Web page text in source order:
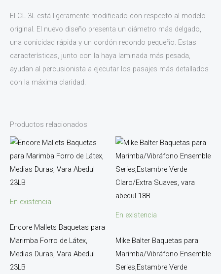
El CL-3L está ligeramente modificado con respecto al modelo
original. El nuevo diseño presenta un diámetro más delgado,
una conicidad rápida y un cordón redondo pequeño. Estas
características, junto con la haya laminada más pesada,
ayudan al percusionista a ejecutar los pasajes más detallados
con la máxima claridad.
Productos relacionados
En existencia
Encore Mallets Baquetas para
Marimba Forro de Látex,
Medias Duras, Vara Abedul
23LB
En existencia
Mike Balter Baquetas para
Marimba/Vibráfono Ensemble
Series,Estambre Verde